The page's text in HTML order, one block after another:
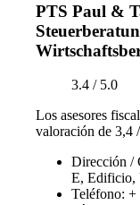
PTS Paul &
3.4 / 5.0
Los asesores
valoración de 3,4
Dirección /
E, Edificio,
Teléfono: +